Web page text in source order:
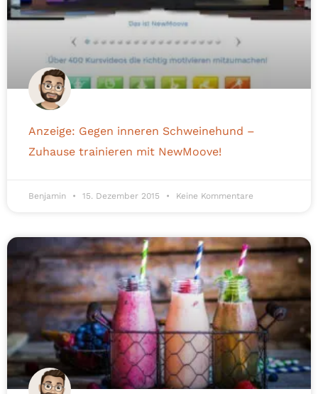
Anzeige: Gegen inneren Schweinehund –
Zuhause trainieren mit NewMoove!
Benjamin 15. Dezember 2015 Keine Kommentare